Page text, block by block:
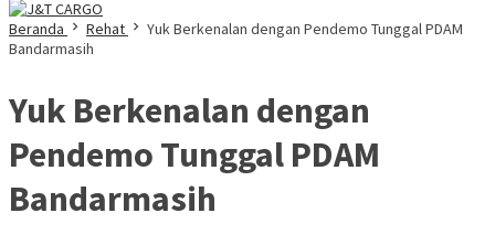
Beranda
Rehat
Yuk Berkenalan dengan Pendemo Tunggal PDAM
Bandarmasih
Yuk Berkenalan dengan
Pendemo Tunggal PDAM
Bandarmasih